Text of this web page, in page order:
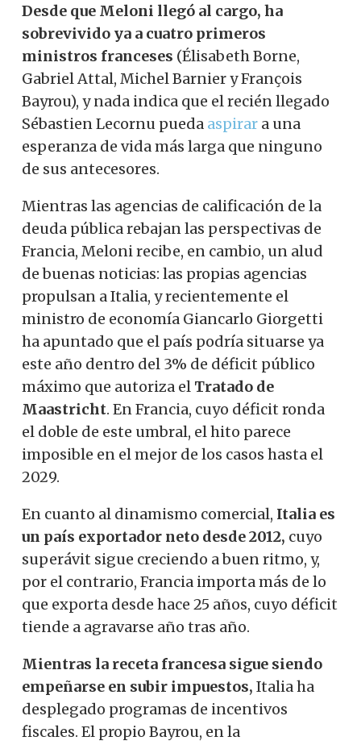
Desde que Meloni llegó al cargo, ha
sobrevivido ya a cuatro primeros
ministros franceses (Élisabeth Borne,
Gabriel Attal, Michel Barnier y François
Bayrou), y nada indica que el recién llegado
Sébastien Lecornu pueda aspirar a una
esperanza de vida más larga que ninguno
de sus antecesores.
Mientras las agencias de calificación de la
deuda públicarebajanlas perspectivas de
Francia, Meloni recibe, en cambio, un alud
de buenas noticias: las propias agencias
propulsan a Italia, y recientemente el
ministro de economía Giancarlo Giorgetti
ha apuntado que el país podría situarse ya
este año dentro del 3% de déficit público
máximo que autoriza el Tratado de
Maastricht. En Francia, cuyo déficit ronda
el doble de este umbral, el hito parece
imposible en el mejor de los casos hasta el
2029.
En cuanto al dinamismo comercial, Italia es
un país exportador neto desde 2012, cuyo
superávit sigue creciendo a buen ritmo, y,
por el contrario, Francia importa más de lo
que exporta desde hace 25 años, cuyo déficit
tiende a agravarse año tras año.
Mientras la receta francesa sigue siendo
empeñarse en subir impuestos, Italia ha
desplegado programas de incentivos
fiscales. El propio Bayrou, en la